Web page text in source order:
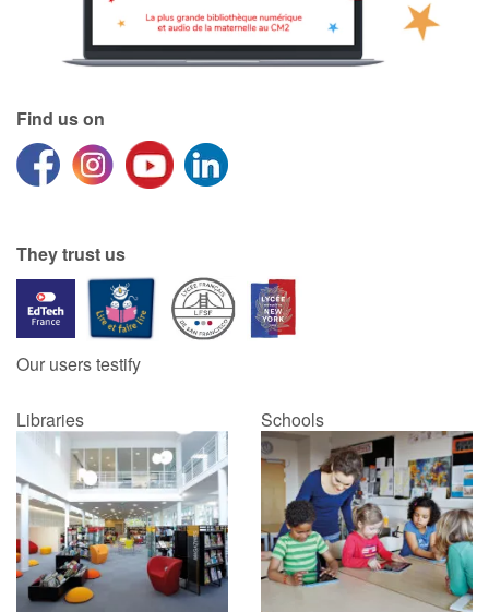
Find us on
They trust us
Our users testify
Libraries Schools